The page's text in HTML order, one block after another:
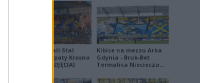
Derby Ekoball Stal
Sanok - Karpaty Krosno
na remis [ZDJĘCIA]
Kibice na meczu Arka
Gdynia - Bruk-Bet
Termalica Nieciecza